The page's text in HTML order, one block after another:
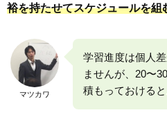
裕を持たせてスケジュールを組
マツカワ
学習進度は個人
ませんが、20〜
積もっておけると